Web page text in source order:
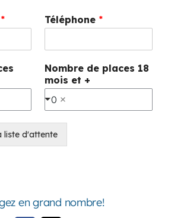
* Téléphone *
Nombre de places 18
mois et +
0
liste d'attente
en grand nombre!